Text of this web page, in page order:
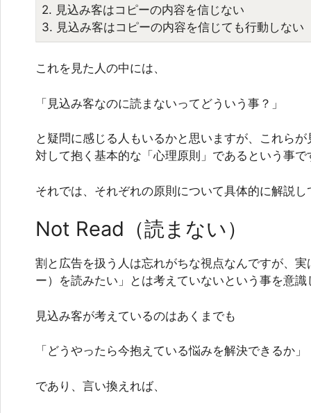
2. 見込み客はコピーの内容を信じない
3. 見込み客はコピーの内容を信じても行動しない
これを見た人の中には、
「見込み客なのに読まないってどういう事？」
と疑問に感じる人もいるかと思いますが、これら
対して抱く基本的な「心理原則」であるという事で
それでは、それぞれの原則について具体的に解説し
Not Read（読まない）
割と広告を扱う人は忘れがちな視点なんですが、
ー）を読みたい」とは考えていないという事を意
見込み客が考えているのはあくまでも
「どうやったら今抱えている悩みを解決できるか」
であり、言い換えれば、